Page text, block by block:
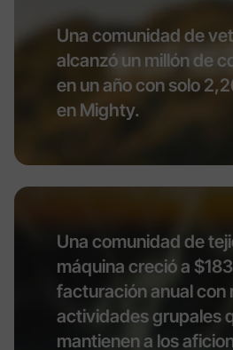
Una comunidad de
alcanzó un millón de
en un año con solo
en Mighty.
Una comunidad de
máquina creció a
facturación anual con
actividades grupales
mantienen a los